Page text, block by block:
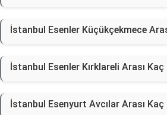
İstanbul Esenler Küçükçekmece
İstanbul Esenler Kırklareli Arası Kaç
İstanbul Esenyurt Avcılar Arası Kaç